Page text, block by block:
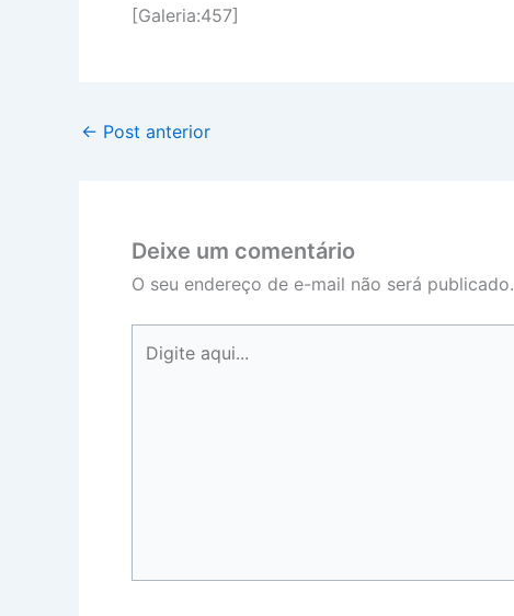
[Galeria:457]
← Post anterior
Deixe um comentário
O seu endereço de e-mail não será publicado.
aqui...